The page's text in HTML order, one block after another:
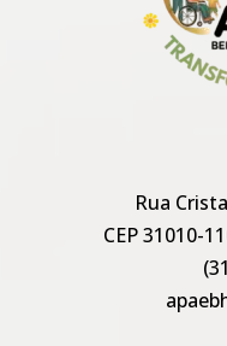
Rua
CEP 31010-